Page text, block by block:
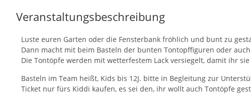
Veranstaltungsbeschreibung
Luste euren Garten oder die Fensterbank fröhlich und bunt zu
Dann macht mit beim Basteln der bunten Tontopffiguren oder
Die Tontöpfe werden mit wetterfestem Lack versiegelt, damit ihr
Basteln im Team heißt, Kids bis 12J. bitte in Begleitung zur
Ticket nur fürs Kiddi kaufen, es sei den, ihr wollt auch Tontöpfe